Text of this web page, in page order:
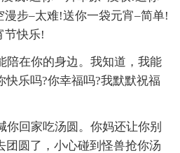
步–太难!送你一袋元宵–简单!
节快乐!
陪在你的身边。我知道，我能
快乐吗?你幸福吗?我默默祝福
你回家吃汤圆。你妈还让你别
团圆了，小心碰到怪兽抢你汤